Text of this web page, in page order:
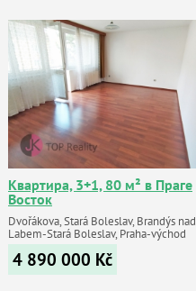
Квартира, 3+1, 80 м² в Праге
Восток
Dvořákova, Stará Boleslav, Brandýs nad
Labem-Stará Boleslav, Praha-východ
4 890 000 Kč